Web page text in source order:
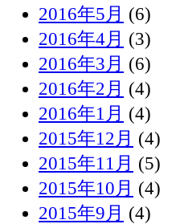
2016年5月 (6)
2016年4月 (3)
2016年3月 (6)
2016年2月 (4)
2016年1月 (4)
2015年12月 (4)
2015年11月 (5)
2015年10月 (4)
2015年9月 (4)